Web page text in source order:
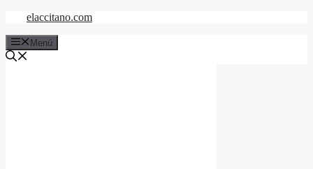
Saltar
contenido
elaccitano.com
Menú